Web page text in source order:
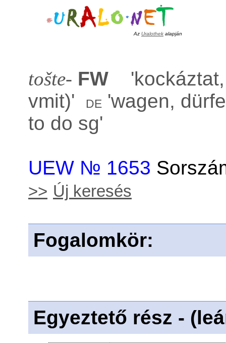
Az Uralothek alapján
tošte- FW '
vmit)' de 'wagen,
to do sg'
UEW № 1653
>> Új keresés
Fogalomkör:
Egyeztető rész -